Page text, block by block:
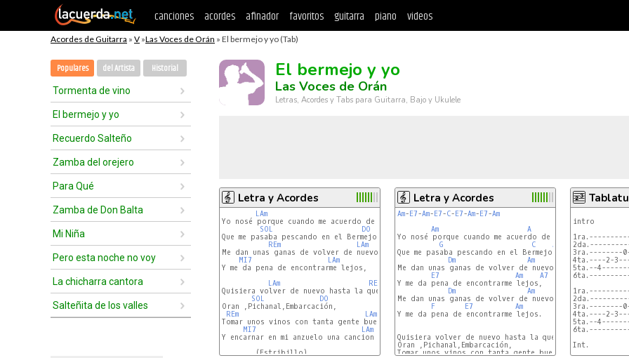
canciones acordes afinador favoritos guitarra piano videos
Acordes de Guitarra » V »Las Voces de Orán » El bermejo y yo (Tab)
Populares del Artista Historial
Tormenta de vino
El bermejo y yo
Recuerdo Salteño
Zamba del orejero
Para Qué
Zamba de Don Balta
Mi Niña
Pero esta noche no voy
La chicharra cantora
Salteñita de los valles
El bermejo y yo
Las Voces de Orán
Letras, Acordes y Tabs para Guitarra, Bajo y Ukulele
Letra y Acordes
LAm
Yo nosé porque cuando me acuerdo de esos dias
SOL
DO
Que me pasaba pescando en el Bermejo
REm
LAm
Me dan unas ganas de volver de nuevo
MI7
LAm
Y me da pena de encontrarme lejos,
LAm
REm
Quisiera volver de nuevo hasta la quena
SOL
DO
Oran ,Pichanal,Embarcación,
REm
LAm
Tomar unos vinos con tanta gente buena
MI7
LAm
Y encarnar en mi anzuelo una cancion
        (Estribillo)
Letra y Acordes
Am-E7-Am-E7-C-E7-Am-E7-Am
Am
A
Yo nosé porque cuando me acuerdo de esos dias
G
C
A7
Que me pasaba pescando en el Bermejo
Dm
Am
Me dan unas ganas de volver de nuevo
E7
Am
A7
Y me da pena de encontrarme lejos,
Dm
Am
Me dan unas ganas de volver de nuevo
F
E7
Am
Y me da pena de encontrarme lejos.
Quisiera volver de nuevo hasta la quena
Oran ,Pichanal,Embarcación,
Tomar unos vinos con tanta gente buena
intro
3ra.--------
4ta.----2-
5ta.--
3ra.--------
4ta.----2-
5ta.--
Int.